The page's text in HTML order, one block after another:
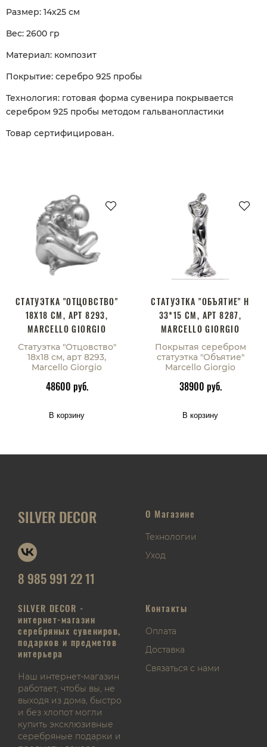
Размер: 14х25 см
Вес: 2600 гр
Материал: композит
Покрытие: серебро 925 пробы
Технология: готовая форма сувенира покрывается
серебром 925 пробы методом гальванопластики
Товар сертифицирован.
СТАТУЭТКА "ОТЦОВСТВО"
18Х18 СМ, АРТ 8293,
MARCELLO GIORGIO
Статуэтка "Отцовство"
18х18 см, арт 8293,
Marcello Giorgio
48600 руб.
В корзину
СТАТУЭТКА "ОБЪЯТИЕ" H
33*15 СМ, АРТ 8287,
MARCELLO GIORGIO
Покрытая серебром
статуэтка "Объятие"
Marcello Giorgio
38900 руб.
В корзину
SILVER DECOR
8 985 991 22 11
О Магазине
Технологии
Уход
SILVER DECOR -
интернет-магазин
серебряных сувениров,
подарков и предметов
интерьера
Наш интернет-магазин
работает, чтобы вы, не
выходя из дома, быстро
и без хлопот могли
купить эксклюзивные
серебряные подарки и
Контакты
Оплата
Доставка
Связаться с нами